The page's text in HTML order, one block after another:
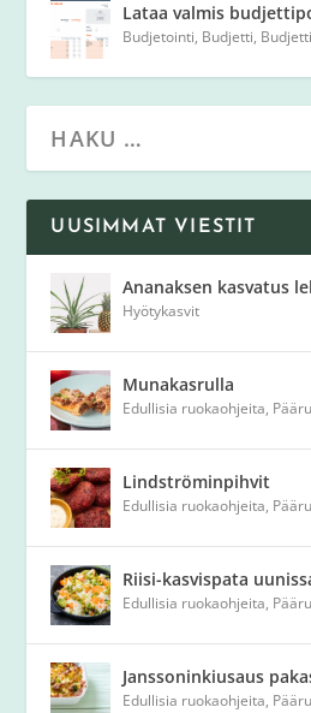
Lataa valmis
Budjetointi, Budjetti,
UUSIMMAT VIESTIT
Ananaksen kasvatus
Hyötykasvit
Munakasrulla
Edullisia ruokaohjeita,
Lindströminpihvit
Edullisia ruokaohjeita,
Riisi-kasvispata
Edullisia ruokaohjeita,
Janssoninkiusaus
Edullisia ruokaohjeita,